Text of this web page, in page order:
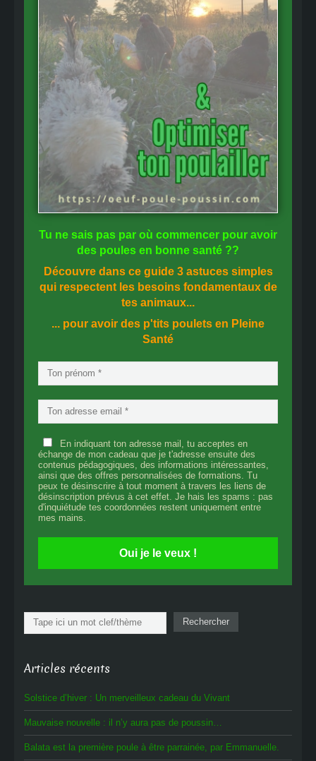
Tu ne sais pas par où commencer pour avoir
des poules en bonne santé ??
Découvre dans ce guide 3 astuces simples
qui respectent les besoins fondamentaux de
tes animaux...
... pour avoir des p'tits poulets en Pleine
Santé
En indiquant ton adresse mail, tu acceptes en
échange de mon cadeau que je t'adresse ensuite des
contenus pédagogiques, des informations intéressantes,
ainsi que des offres personnalisées de formations. Tu
peux te désinscrire à tout moment à travers les liens de
désinscription prévus à cet effet. Je hais les spams : pas
d'inquiétude tes coordonnées restent uniquement entre
mes mains.
Oui je le veux !
Rechercher Rechercher
Articles récents
Solstice d’hiver : Un merveilleux cadeau du Vivant
Mauvaise nouvelle : il n’y aura pas de poussin…
Balata est la première poule à être parrainée, par Emmanuelle.